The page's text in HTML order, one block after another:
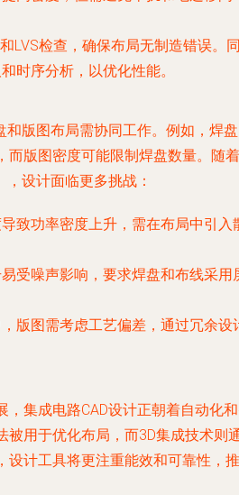
和LVS检查，确保布局无制造错误。
时序分析，以优化性能。
和版图布局需协同工作。例如，焊
而版图密度可能限制焊盘数量。随着
设计面临更多挑战：
导致功率密度上升，需在布局中引入
易受噪声影响，要求焊盘和布线采用
，版图需考虑工艺偏差，通过冗余设
，集成电路CAD设计正朝着自动化
被用于优化布局，而3D集成技术则
设计工具将更注重能效和可靠性，推